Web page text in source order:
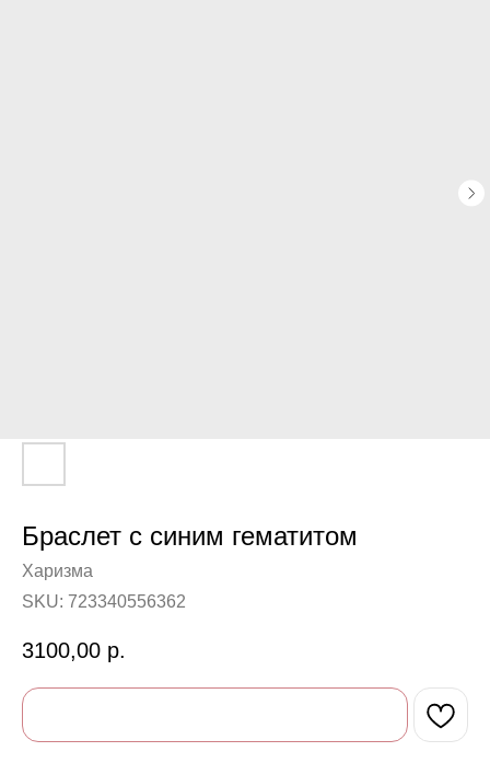
Браслет с синим гематитом
Харизма
SKU: 723340556362
3100,00 р.